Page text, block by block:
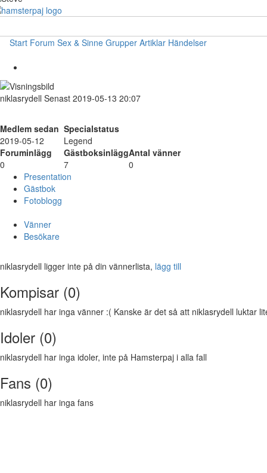
Start Forum Sex & Sinne Grupper Artiklar Händelser
niklasrydell Senast 2019-05-13 20:07
Medlem sedan Specialstatus
2019-05-12
Legend
Foruminlägg
GästboksinläggAntal vänner
0
7
0
Presentation
Gästbok
Fotoblogg
Vänner
Besökare
niklasrydell ligger inte på din vännerlista, lägg till
Kompisar (0)
niklasrydell har inga vänner :( Kanske är det så att niklasrydell luktar
Idoler (0)
niklasrydell har inga idoler, inte på Hamsterpaj i alla fall
Fans (0)
niklasrydell har inga fans